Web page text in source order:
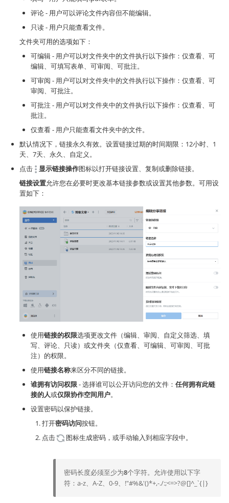
评论 - 用户可以评论文件内容但不能编辑。
只读 - 用户只能查看文件。
文件夹可用的选项如下：
可编辑 - 用户可以对文件夹中的文件执行以下操作：仅查看、可
编辑、可填写表单、可审阅、可批注。
可审阅 - 用户可以对文件夹中的文件执行以下操作：仅查看、可
审阅、可批注。
可批注 - 用户可以对文件夹中的文件执行以下操作：仅查看、可
批注。
仅查看 - 用户只能查看文件夹中的文件。
默认情况下，链接永久有效。设置链接过期的时间期限：12小时、1
天、7天、永久、自定义。
点击
显示链接操作图标以打开链接设置、复制或删除链接。
链接设置允许您在必要时更改基本链接参数或设置其他参数。可用设
置如下：
使用链接的权限选项更改文件（编辑、审阅、自定义筛选、填
写、评论、只读）或文件夹（仅查看、可编辑、可审阅、可批
注）的权限。
使用链接名称来区分不同的链接。
谁拥有访问权限- 选择谁可以公开访问您的文件： 任何拥有此链
接的人或仅限协作空间用户。
设置密码以保护链接。
打开密码访问按钮。
点击
图标生成密码，或手动输入到相应字段中。
密码长度必须至少为8个字符。允许使用以下字
符：a-z、A-Z、0-9、!"#%&'()*+,-./:;<=>?@[]^_`{|}